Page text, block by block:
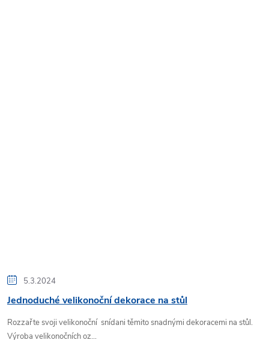
5.3.2024
Jednoduché velikonoční dekorace na stůl
Rozzařte svoji velikonoční snídani těmito snadnými dekoracemi na stůl.
Výroba velikonočních oz...